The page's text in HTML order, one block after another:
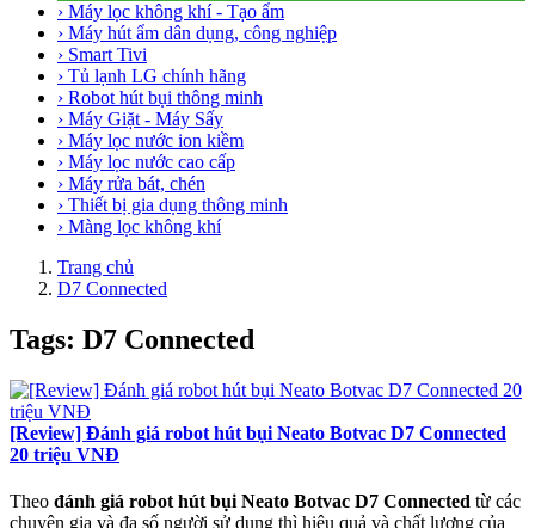
› Máy lọc không khí - Tạo ẩm
› Máy hút ẩm dân dụng, công nghiệp
› Smart Tivi
› Tủ lạnh LG chính hãng
› Robot hút bụi thông minh
› Máy Giặt - Máy Sấy
› Máy lọc nước ion kiềm
› Máy lọc nước cao cấp
› Máy rửa bát, chén
› Thiết bị gia dụng thông minh
› Màng lọc không khí
Trang chủ
D7 Connected
Tags: D7 Connected
[Review] Đánh giá robot hút bụi Neato Botvac D7 Connected
20 triệu VNĐ
Theo đánh giá robot hút bụi Neato Botvac D7 Connected từ các
chuyên gia và đa số người sử dụng thì hiệu quả và chất lượng của